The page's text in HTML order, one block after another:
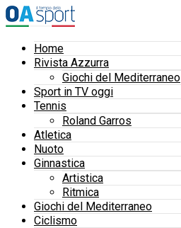
Home
Rivista Azzurra
Giochi del Mediterraneo
Sport in TV oggi
Tennis
Roland Garros
Atletica
Nuoto
Ginnastica
Artistica
Ritmica
Giochi del Mediterraneo
Ciclismo